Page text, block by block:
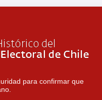
para confirmar que